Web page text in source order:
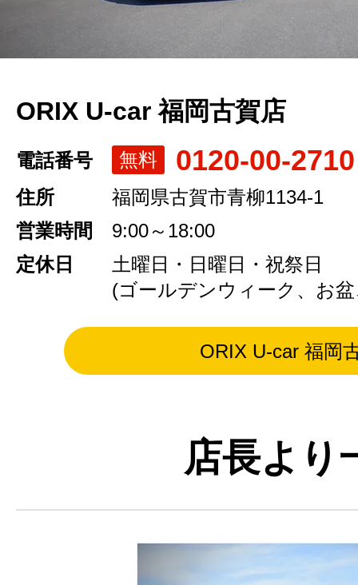
ORIX U-car 福岡古賀店
電話番号 無料 0120-00-2710
住所
福岡県古賀市青柳1134-1
営業時間
9:00～18:00
定休日
土曜日・日曜日・祝祭日
(ゴールデンウィーク、お
ORIX U-car 福岡
店長より